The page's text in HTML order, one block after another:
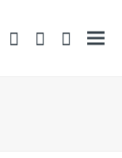
shopping-
Areasearch